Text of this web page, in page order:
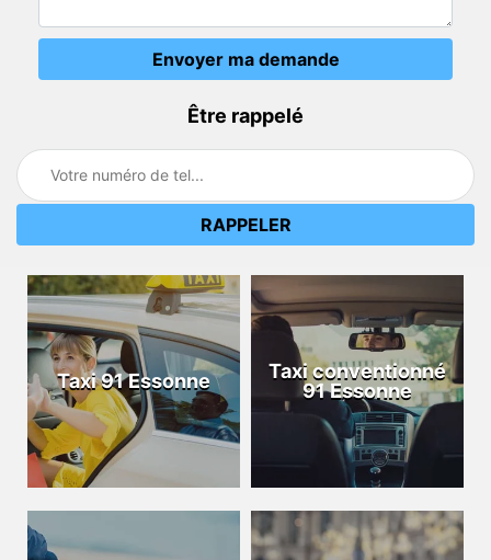
Être rappelé
Taxi 91 Essonne
Taxi conventionné
91 Essonne